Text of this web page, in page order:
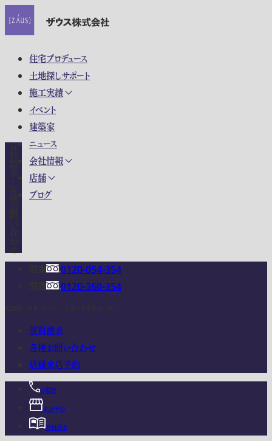
住宅プロデュース
土地探しサポート
施工実績
イベント
建築家
ニュース
会社情報
店舗
ブログ
0120-054-354
0120-360-354
資料請求
各種お問い合わせ
店舗来店予約
お電話
来店予約
資料請求